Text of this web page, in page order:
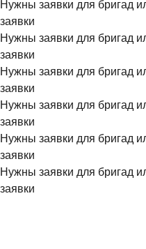
Нужны заявки для бригад
заявки
Нужны заявки для бригад
заявки
Нужны заявки для бригад
заявки
Нужны заявки для бригад
заявки
Нужны заявки для бригад
заявки
Нужны заявки для бригад
заявки